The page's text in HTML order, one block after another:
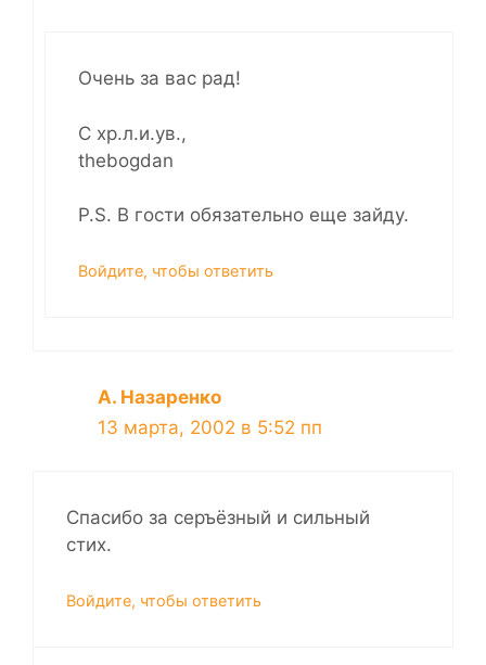
Очень за вас рад!
С хр.л.и.ув.,
thebogdan
P.S. В гости обязательно еще зайду.
Войдите, чтобы ответить
А. Назаренко
13 марта, 2002 в 5:52 пп
Спасибо за серъёзный и сильный
стих.
Войдите, чтобы ответить